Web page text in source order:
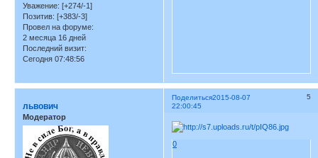
Уважение: [+274/-1]
Позитив: [+383/-3]
Провел на форуме:
2 месяца 16 дней
Последний визит:
Сегодня 07:48:56
Поделиться 5
2015-08-07
22:00:45
львович
Модератор
0